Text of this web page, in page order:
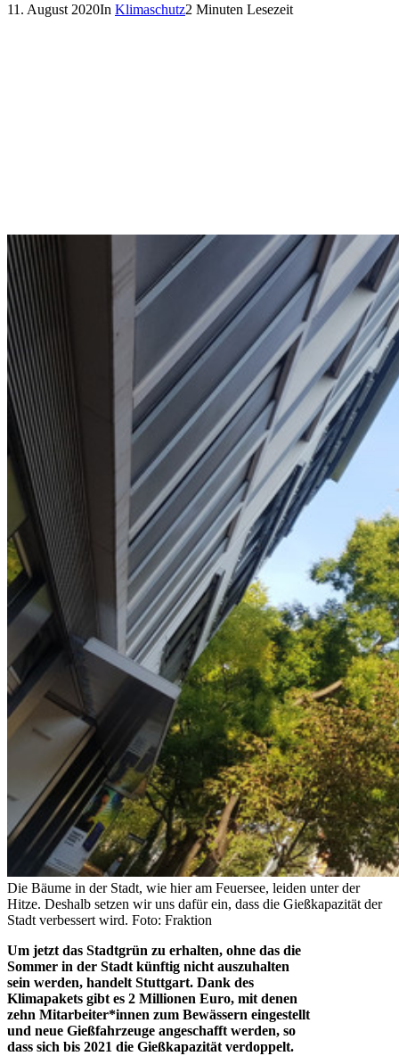
11. August 2020In Klimaschutz2 Minuten Lesezeit
Die Bäume in der Stadt, wie hier am Feuersee, leiden unter der
Hitze. Deshalb setzen wir uns dafür ein, dass die Gießkapazität der
Stadt verbessert wird. Foto: Fraktion
Um jetzt das Stadtgrün zu erhalten, ohne das die
Sommer in der Stadt künftig nicht auszuhalten
sein werden, handelt Stuttgart. Dank des
Klimapakets gibt es 2 Millionen Euro, mit denen
zehn Mitarbeiter*innen zum Bewässern eingestellt
und neue Gießfahrzeuge angeschafft werden, so
dass sich bis 2021 die Gießkapazität verdoppelt.